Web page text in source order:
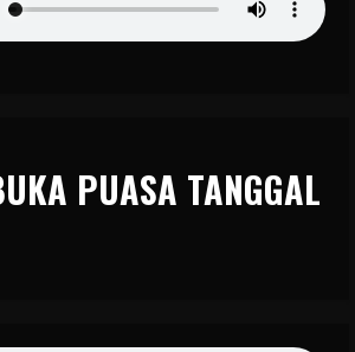
PUASA TANGGAL